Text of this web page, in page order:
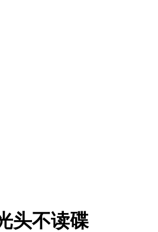
头不读碟